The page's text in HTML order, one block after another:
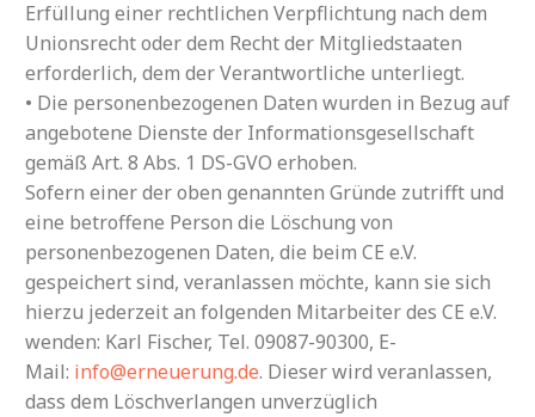
Erfüllung einer rechtlichen Verpflichtung nach dem
Unionsrecht oder dem Recht der Mitgliedstaaten
erforderlich, dem der Verantwortliche unterliegt.
• Die personenbezogenen Daten wurden in Bezug auf
angebotene Dienste der Informationsgesellschaft
gemäß Art. 8 Abs. 1 DS-GVO erhoben.
Sofern einer der oben genannten Gründe zutrifft und
eine betroffene Person die Löschung von
personenbezogenen Daten, die beim CE e.V.
gespeichert sind, veranlassen möchte, kann sie sich
hierzu jederzeit an folgenden Mitarbeiter des CE e.V.
wenden: Karl Fischer, Tel. 09087-90300, E-
Mail: info@erneuerung.de. Dieser wird veranlassen,
dass dem Löschverlangen unverzüglich